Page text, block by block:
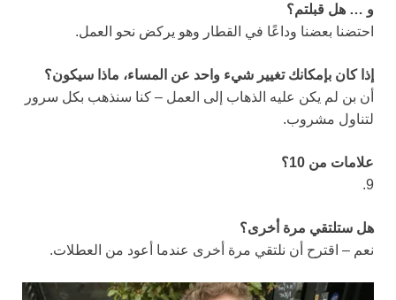
و … هل قبلتم؟
احتضنا بعضنا وداعًا في القطار وهو يركض نحو العمل.
إذا كان بإمكانك تغيير شيء واحد عن المساء، ماذا سيكون؟
أن بن لم يكن عليه الذهاب إلى العمل – كنا سنذهب بكل سرور
لتناول مشروب.
علامات من 10؟
9.
هل ستلتقي مرة أخرى؟
نعم – اقترح أن نلتقي مرة أخرى عندما أعود من العطلات.